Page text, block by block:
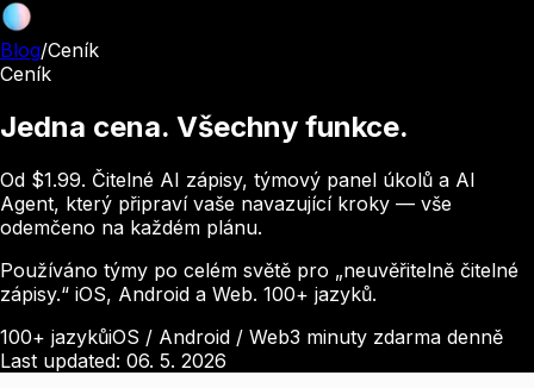
Blog/Ceník
Ceník
Jedna cena. Všechny funkce.
Od $1.99. Čitelné AI zápisy, týmový panel úkolů a AI
Agent, který připraví vaše navazující kroky — vše
odemčeno na každém plánu.
Používáno týmy po celém světě pro „neuvěřitelně čitelné
zápisy.“ iOS, Android a Web. 100+ jazyků.
100+ jazykůiOS / Android / Web3 minuty zdarma denně
Last updated: 06. 5. 2026